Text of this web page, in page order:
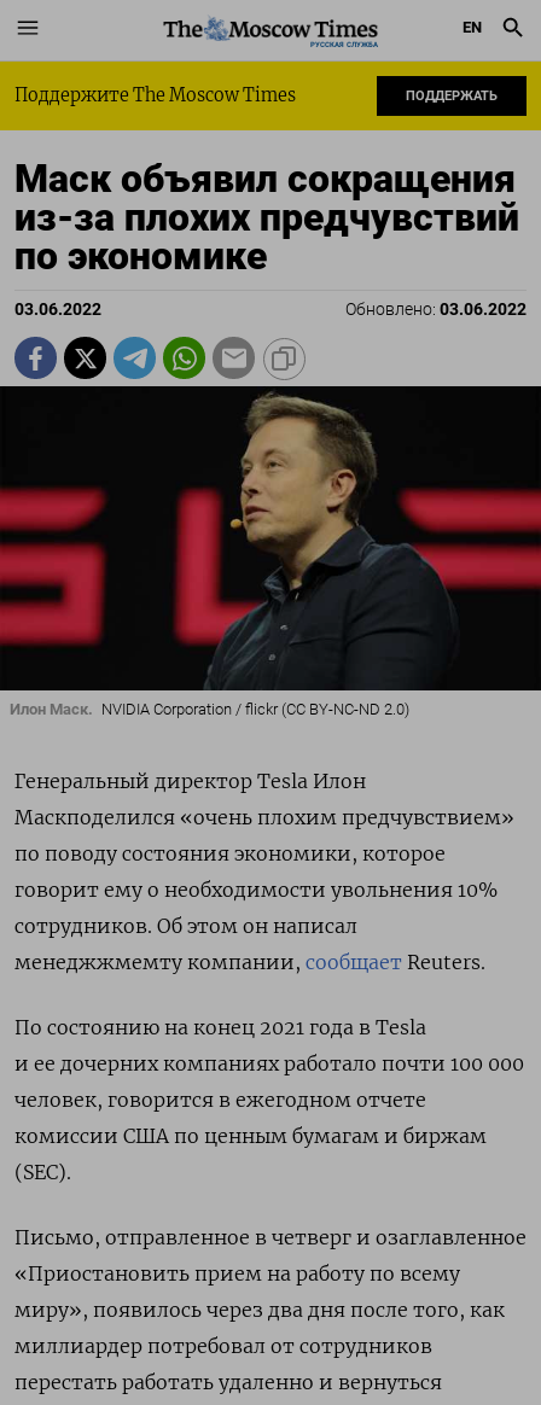
РУССКАЯ СЛУЖБА
EN
Поддержите The Moscow Times ПОДДЕРЖАТЬ
Маск объявил сокращения
из-за плохих предчувствий
по экономике
03.06.2022 Обновлено: 03.06.2022
Илон Маск. NVIDIA Corporation / flickr (CC BY-NC-ND 2.0)
Генеральный директор Tesla Илон
Маскподелился «очень плохим предчувствием»
по поводу состояния экономики, которое
говорит ему о необходимости увольнения 10%
сотрудников. Об этом он написал
менеджжмемту компании, сообщает Reuters.
По состоянию на конец 2021 года в Tesla
и ее дочерних компаниях работало почти 100 000
человек, говорится в ежегодном отчете
комиссии США по ценным бумагам и биржам
(SEC).
Письмо, отправленное в четверг и озаглавленное
«Приостановить прием на работу по всему
миру», появилось через два дня после того, как
миллиардер потребовал от сотрудников
перестать работать удаленно и вернуться